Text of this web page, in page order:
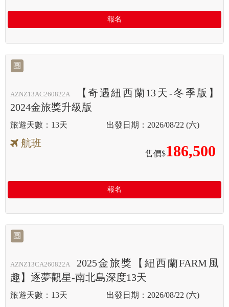
報名
團
AZNZ13AC260822A
【奇遇紐西蘭13天-冬季版】
2024金旅獎升級版
13天 2026/08/22 (六)
航班
售價$186,500
報名
團
AZNZ13CA260822A
2025金旅獎【紐西蘭FARM風
趣】逐夢觀星-南北島深度13天
13天 2026/08/22 (六)